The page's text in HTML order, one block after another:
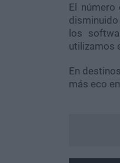
El
disminuido
los
utilizamos
En
más eco